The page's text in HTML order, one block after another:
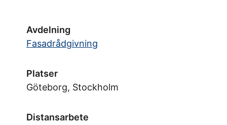
Avdelning
Fasadrådgivning
Platser
Göteborg, Stockholm
Distansarbete